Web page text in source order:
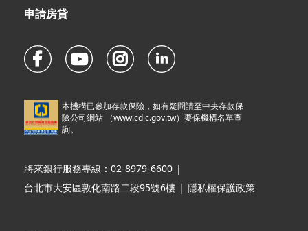
申請房貸
本機構已參加存款保險，如有疑問請至中央存款保
險公司網站 （www.cdic.gov.tw）要保機構名單查
詢。
將來銀行服務專線：02-8979-6600 |
台北市大安區敦化南路二段95號6樓 | 隱私權保護政策